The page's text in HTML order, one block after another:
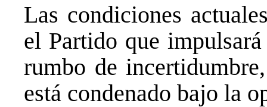
Las condiciones
el Partido que
rumbo de
está condenado bajo la